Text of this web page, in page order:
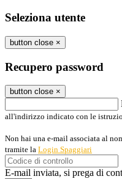
Seleziona utente
button close ×
Recupero password
button close ×
all'indirizzo indicato con le
Non hai una e-mail associata al
tramite la Login Spaggiari
E-mail inviata, si prega di